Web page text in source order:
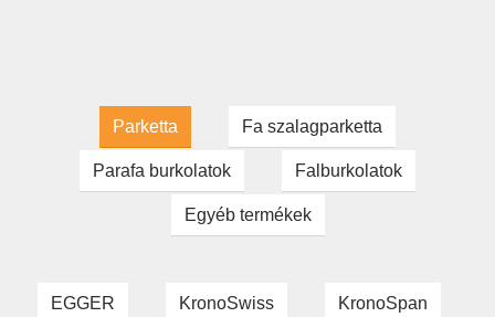
Parketta Fa szalagparketta
Parafa burkolatok Falburkolatok
Egyéb termékek
EGGER KronoSwiss KronoSpan